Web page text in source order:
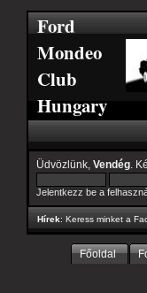
Ford
Mondeo
Club
Hungary
Üdvözlünk, Vendég .
Jelentkezz be a
Hírek: Keress minket a
Főoldal